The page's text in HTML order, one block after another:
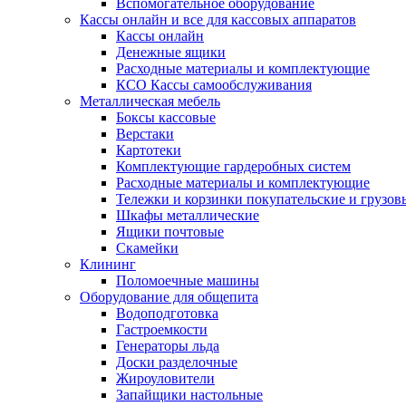
Вспомогательное оборудование
Кассы онлайн и все для кассовых аппаратов
Кассы онлайн
Денежные ящики
Расходные материалы и комплектующие
КСО Кассы самообслуживания
Металлическая мебель
Боксы кассовые
Верстаки
Картотеки
Комплектующие гардеробных систем
Расходные материалы и комплектующие
Тележки и корзинки покупательские и
Шкафы металлические
Ящики почтовые
Скамейки
Клининг
Поломоечные машины
Оборудование для общепита
Водоподготовка
Гастроемкости
Генераторы льда
Доски разделочные
Жироуловители
Запайщики настольные